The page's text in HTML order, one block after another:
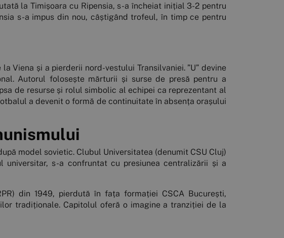
la Timișoara cu Ripensia, s-a încheiat inițial 3-2 pentru
s-a impus din nou, câștigând trofeul, în timp ce pentru
și a pierderii nord-vestului Transilvaniei. ”U” devine
Autorul folosește mărturii și surse de presă pentru a
de resurse și rolul simbolic al echipei ca reprezentant al
a devenit o formă de continuitate în absența orașului
model sovietic. Clubul Universitatea (denumit CSU Cluj)
s-a confruntat cu presiunea centralizării și a
din 1949, pierdută în fața formației CSCA București,
tradiționale. Capitolul oferă o imagine a tranziției de la